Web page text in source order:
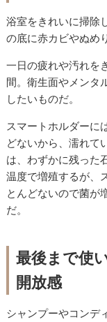
浴室をきれいに掃除
の底に赤カビやぬめ
一日の疲れや汚れを
間。衛生面やメンタ
したいものだ。
スマートホルダーに
どないから、濡れて
は、わずかに残った
温度で増殖するが、
とんどないので菌が
だ。
最後まで使
開放感
シャンプーやコンデ